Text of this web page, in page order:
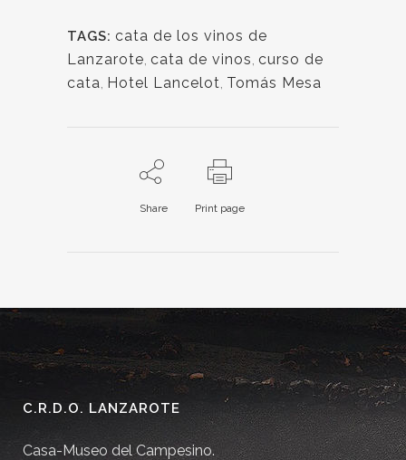
TAGS: cata de los vinos de
Lanzarote, cata de vinos, curso de
cata, Hotel Lancelot, Tomás Mesa
Share Print page
C.R.D.O. LANZAROTE
Casa-Museo del Campesino.